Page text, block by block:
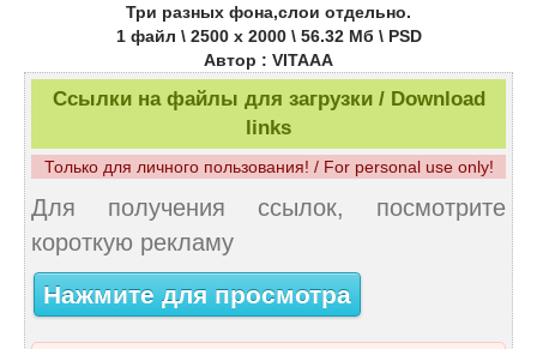
Три разных фона,слои отдельно.
1 файл \ 2500 х 2000 \ 56.32 Мб \ PSD
Автор : VITAAA
Ссылки на файлы для загрузки / Download
links
Только для личного пользования! / For personal use only!
Для получения ссылок, посмотрите
короткую рекламу
Нажмите для просмотра